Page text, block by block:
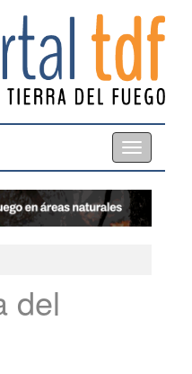
Toggle
navigation
del